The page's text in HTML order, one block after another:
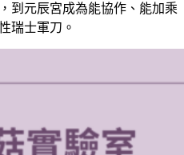
到元辰宮成為能協作、能加乘
瑞士軍刀。